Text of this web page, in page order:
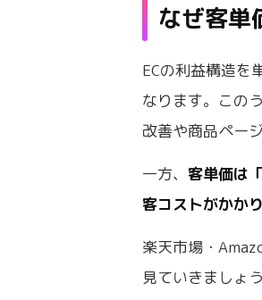
なぜ客単
ECの利益構造を
なります。この
改善や商品ペー
一方、客単価は
客コストがかか
楽天市場・
見ていきましょう